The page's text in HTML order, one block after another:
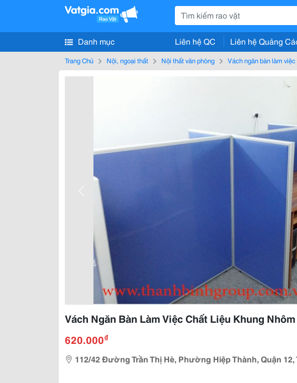
Danh mục Liên hệ QC Liên hệ Quảng
Trang Chủ Nội, ngoại thất Nội thất văn phòng Vách ngăn bàn làm việc
Vách Ngăn Bàn Làm Việc Chất Liệu Khung
620.000₫
112/42 Đường Trần Thị Hè, Phường Hiệp Thành, Quận 12,